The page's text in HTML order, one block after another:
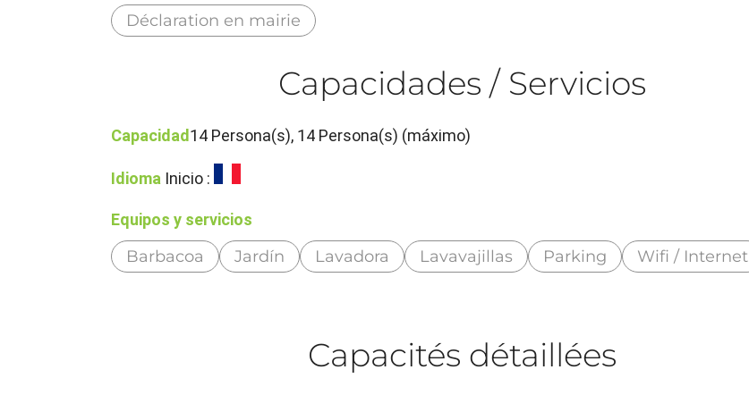
Déclaration en mairie
Capacidades / Servicios
Capacidad14 Persona(s), 14 Persona(s) (máximo)
Idioma Inicio :
Equipos y servicios
Barbacoa Jardín Lavadora Lavavajillas Parking Wifi / Internet
Capacités détaillées